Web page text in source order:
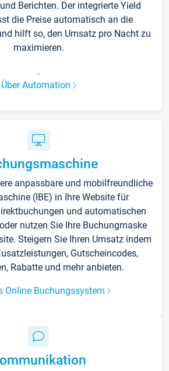
Berichten. Der integrierte Yield
die Preise automatisch an die
hilft so, den Umsatz pro Nacht zu
maximieren.
.
Über Automation
anpassbare und mobilfreundliche
(IBE) in Ihre Website für
und automatischen
nutzen Sie Ihre Buchungmaske
Steigern Sie Ihren Umsatz indem
Gutscheincodes,
Rabatte und mehr anbieten.
Online Buchungssystem